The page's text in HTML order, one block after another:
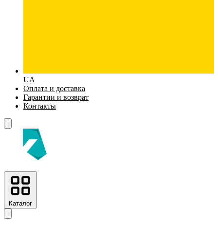
UA
Оплата и доставка
Гарантии и возврат
Контакты
Каталог